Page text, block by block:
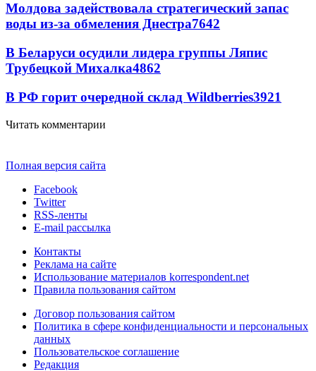
Молдова задействовала стратегический запас
воды из-за обмеления Днестра7642
В Беларуси осудили лидера группы Ляпис
Трубецкой Михалка4862
В РФ горит очередной склад Wildberries3921
Читать комментарии
Полная версия сайта
Facebook
Twitter
RSS-ленты
E-mail рассылка
Контакты
Реклама на сайте
Использование материалов korrespondent.net
Правила пользования сайтом
Договор пользования сайтом
Политика в сфере конфиденциальности и персональных
данных
Пользовательское соглашение
Редакция